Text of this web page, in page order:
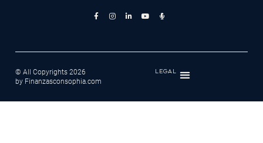
© All Copyrights 2026
by Finanzasconsophia.com
LEGAL